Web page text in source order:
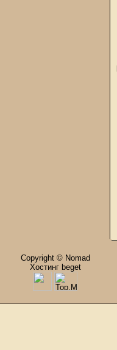
Copyright © Nomad
Хостинг beget